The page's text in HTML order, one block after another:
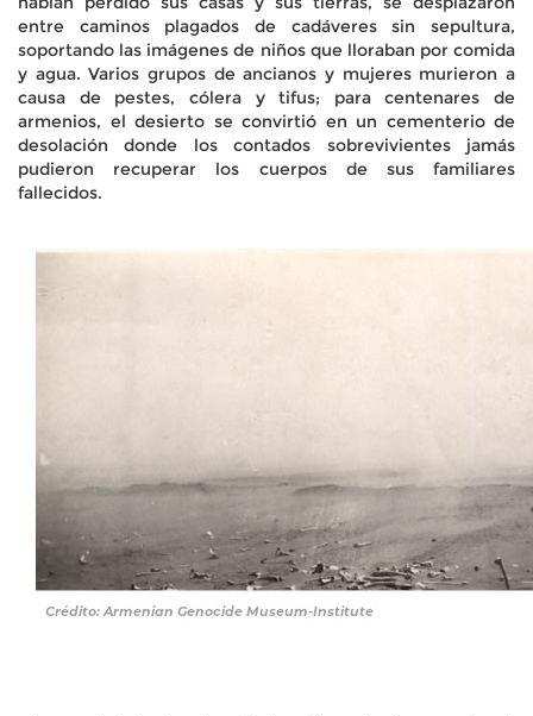
entre caminos plagados de cadáveres sin sepultura,
soportando las imágenes de niños que lloraban por comida
y agua. Varios grupos de ancianos y mujeres murieron a
causa de pestes, cólera y tifus; para centenares de
armenios, el desierto se convirtió en un cementerio de
desolación donde los contados sobrevivientes jamás
pudieron recuperar los cuerpos de sus familiares
fallecidos.